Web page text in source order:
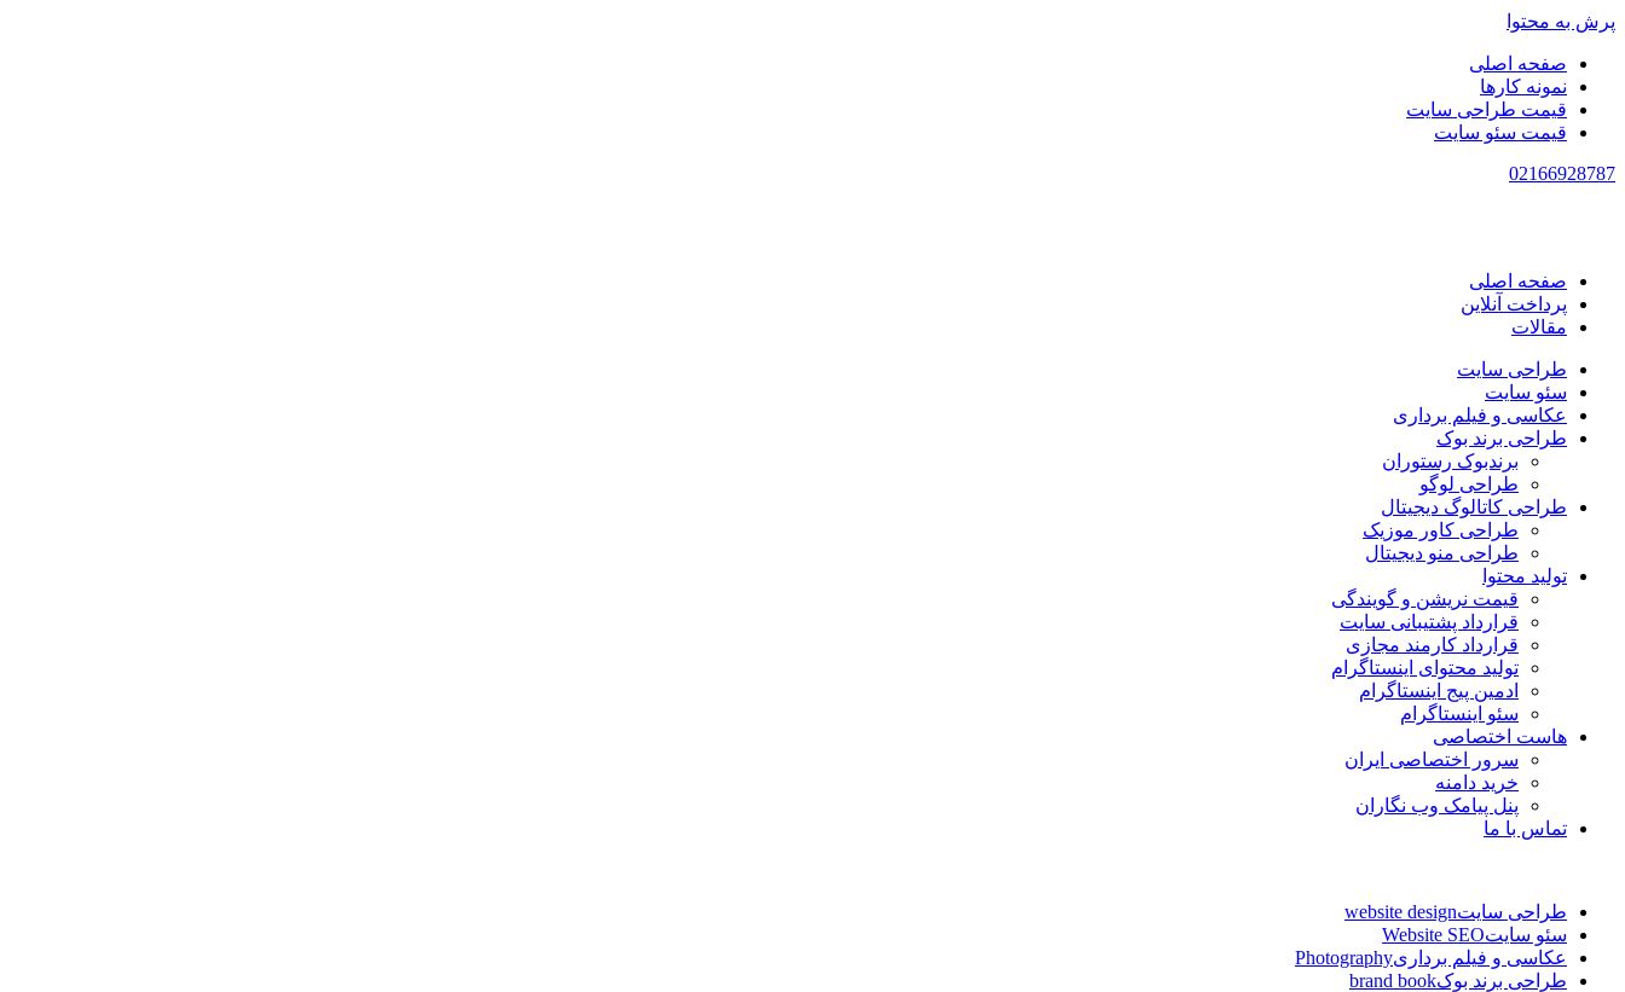
پرش به محتوا
صفحه اصلی
نمونه کارها
قیمت طراحی سایت
قیمت سئو سایت
02166928787
صفحه اصلی
پرداخت آنلاین
مقالات
طراحی سایت
سئو سایت
عکاسی و فیلم برداری
طراحی برند بوک
برندبوک رستوران
طراحی لوگو
طراحی کاتالوگ دیجیتال
طراحی کاور موزیک
طراحی منو دیجیتال
تولید محتوا
قیمت نریشن و گویندگی
قرارداد پشتیبانی سایت
قرارداد کارمند مجازی
تولید محتوای اینستاگرام
ادمین پیج اینستاگرام
سئو اینستاگرام
هاست اختصاصی
سرور اختصاصی ایران
خرید دامنه
پنل پیامک وب نگاران
تماس با ما
طراحی سایتwebsite design
سئو سایتWebsite SEO
عکاسی و فیلم برداریPhotography
طراحی برند بوکbrand book